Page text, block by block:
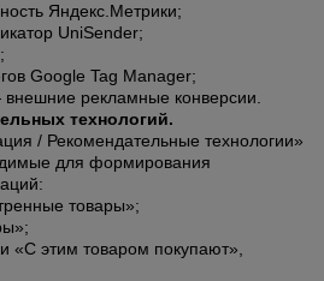
и
стремянки
Штукатурные
комплекты
аппараты
Яндекс.Метрики;
UniSender;
Google Tag Manager;
рекламные конверсии.
технологий.
/ Рекомендательные технологии»
для формирования
товары»;
«С этим товаром покупают»,